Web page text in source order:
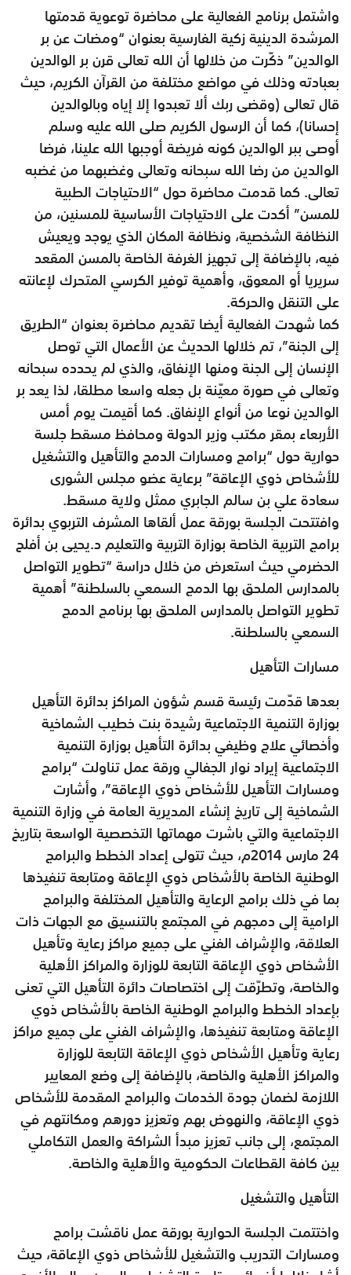
واشتمل برنامج الفعالية على محاضرة توعوية قدمتها
المرشدة الدينية زكية الفارسية بعنوان “ومضات عن بر
الوالدين” ذكّرت من خلالها أن الله تعالى قرن بر الوالدين
بعبادته وذلك في مواضع مختلفة من القرآن الكريم، حيث
قال تعالى (وقضى ربك ألا تعبدوا إلا إياه وبالوالدين
إحسانا)، كما أن الرسول الكريم صلى الله عليه وسلم
أوصى ببر الوالدين كونه فريضة أوجبها الله علينا، فرضا
الوالدين من رضا الله سبحانه وتعالى وغضبهما من غضبه
تعالى. كما قدمت محاضرة حول “الاحتياجات الطبية
للمسن” أكدت على الاحتياجات الأساسية للمسنين، من
النظافة الشخصية، ونظافة المكان الذي يوجد ويعيش
فيه، بالإضافة إلى تجهيز الغرفة الخاصة بالمسن المقعد
سريريا أو المعوق، وأهمية توفير الكرسي المتحرك لإعانته
على التنقل والحركة.
كما شهدت الفعالية أيضا تقديم محاضرة بعنوان “الطريق
إلى الجنة”، تم خلالها الحديث عن الأعمال التي توصل
الإنسان إلى الجنة ومنها الإنفاق، والذي لم يحدده سبحانه
وتعالى في صورة معيّنة بل جعله واسعا مطلقا، لذا يعد بر
الوالدين نوعا من أنواع الإنفاق. كما أقيمت يوم أمس
الأربعاء بمقر مكتب وزير الدولة ومحافظ مسقط جلسة
حوارية حول “برامج ومسارات الدمج والتأهيل والتشغيل
للأشخاص ذوي الإعاقة” برعاية عضو مجلس الشورى
سعادة علي بن سالم الجابري ممثل ولاية مسقط.
وافتتحت الجلسة بورقة عمل ألقاها المشرف التربوي بدائرة
برامج التربية الخاصة بوزارة التربية والتعليم د.يحيى بن أفلح
الحضرمي حيث استعرض من خلال دراسة “تطوير التواصل
بالمدارس الملحق بها الدمج السمعي بالسلطنة” أهمية
تطوير التواصل بالمدارس الملحق بها برنامج الدمج
السمعي بالسلطنة.
مسارات التأهيل
بعدها قدّمت رئيسة قسم شؤون المراكز بدائرة التأهيل
بوزارة التنمية الاجتماعية رشيدة بنت خطيب الشماخية
وأخصائي علاج وظيفي بدائرة التأهيل بوزارة التنمية
الاجتماعية إيراد نوار الجفالي ورقة عمل تناولت “برامج
ومسارات التأهيل للأشخاص ذوي الإعاقة”، وأشارت
الشماخية إلى تاريخ إنشاء المديرية العامة في وزارة التنمية
الاجتماعية والتي باشرت مهماتها التخصصية الواسعة بتاريخ
24 مارس 2014م، حيث تتولى إعداد الخطط والبرامج
الوطنية الخاصة بالأشخاص ذوي الإعاقة ومتابعة تنفيذها
بما في ذلك برامج الرعاية والتأهيل المختلفة والبرامج
الرامية إلى دمجهم في المجتمع بالتنسيق مع الجهات ذات
العلاقة، والإشراف الفني على جميع مراكز رعاية وتأهيل
الأشخاص ذوي الإعاقة التابعة للوزارة والمراكز الأهلية
والخاصة، وتطرّقت إلى اختصاصات دائرة التأهيل التي تعنى
بإعداد الخطط والبرامج الوطنية الخاصة بالأشخاص ذوي
الإعاقة ومتابعة تنفيذها، والإشراف الفني على جميع مراكز
رعاية وتأهيل الأشخاص ذوي الإعاقة التابعة للوزارة
والمراكز الأهلية والخاصة، بالإضافة إلى وضع المعايير
اللازمة لضمان جودة الخدمات والبرامج المقدمة للأشخاص
ذوي الإعاقة، والنهوض بهم وتعزيز دورهم ومكانتهم في
المجتمع، إلى جانب تعزيز مبدأ الشراكة والعمل التكاملي
بين كافة القطاعات الحكومية والأهلية والخاصة.
التأهيل والتشغيل
واختتمت الجلسة الحوارية بورقة عمل ناقشت برامج
ومسارات التدريب والتشغيل للأشخاص ذوي الإعاقة، حيث